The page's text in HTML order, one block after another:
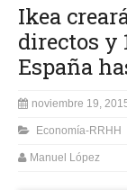
Ikea
directos y
España
noviembre 19,
Economía-RRHH
Manuel López